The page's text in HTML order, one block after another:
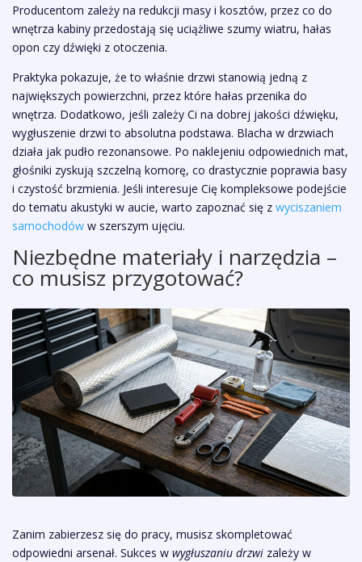
Producentom zależy na redukcji masy i kosztów, przez co do
wnętrza kabiny przedostają się uciążliwe szumy wiatru, hałas
opon czy dźwięki z otoczenia.
Praktyka pokazuje, że to właśnie drzwi stanowią jedną z
największych powierzchni, przez które hałas przenika do
wnętrza. Dodatkowo, jeśli zależy Ci na dobrej jakości dźwięku,
wygłuszenie drzwi to absolutna podstawa. Blacha w drzwiach
działa jak pudło rezonansowe. Po naklejeniu odpowiednich mat,
głośniki zyskują szczelną komorę, co drastycznie poprawia basy
i czystość brzmienia. Jeśli interesuje Cię kompleksowe podejście
do tematu akustyki w aucie, warto zapoznać się z wyciszaniem
samochodów w szerszym ujęciu.
Niezbędne materiały i narzędzia –
co musisz przygotować?
Zanim zabierzesz się do pracy, musisz skompletować
odpowiedni arsenał. Sukces w wygłuszaniu drzwi zależy w